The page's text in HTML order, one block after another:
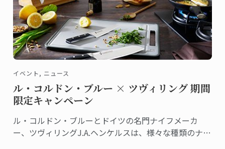
イベント, ニュース
ル・コルドン・ブルー × ツヴィリング 期間
限定キャンペーン
ル・コルドン・ブルーとドイツの名門ナイフメーカ
ー、ツヴィリングJ.A.ヘンケルスは、様々な種類のナイ